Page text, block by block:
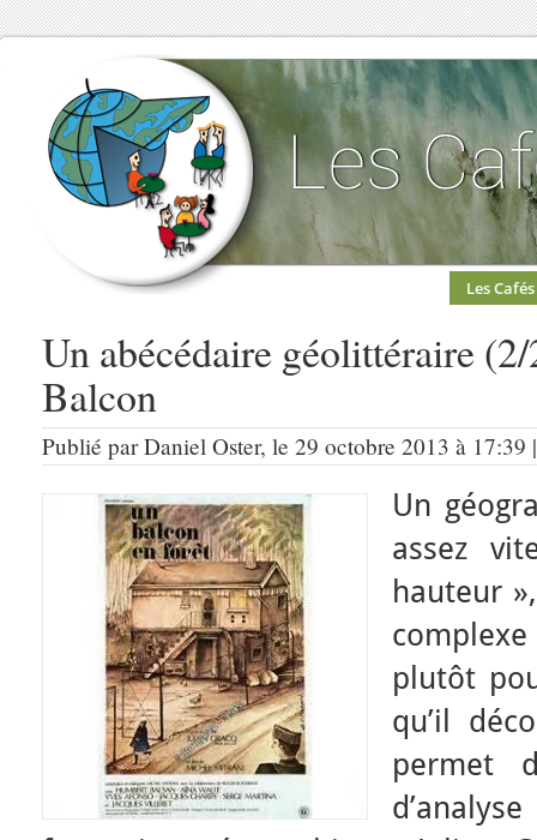
Les Cafés
Un abécédaire géolittéraire
Balcon
Publié par Daniel Oster, le 29 octobre 2013 à
Un
assez
hauteur
plutôt
qu’il
permet